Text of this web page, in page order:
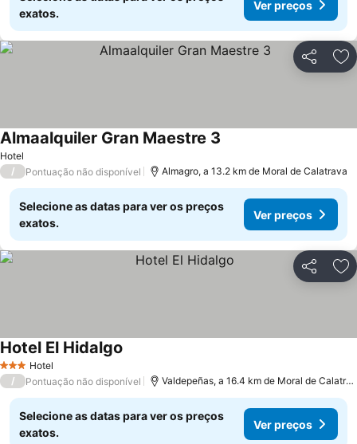
exatos.
Ver preços
Partilhar
Hotel
Almaalquiler Gran Maestre 3
/ Pontuação não disponível Almagro, a 13.2 km de Moral de Calatrava
Selecione as datas para ver os preços
exatos.
Ver preços
Partilhar
3 EstrelasHotel
Hotel El Hidalgo
/ Pontuação não disponível Valdepeñas, a 16.4 km de Moral de Calatrava
Selecione as datas para ver os preços
exatos.
Ver preços